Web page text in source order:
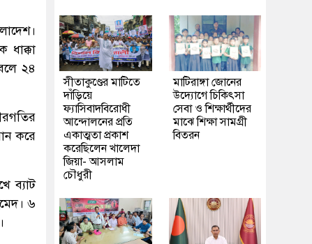
ধাক্কা
২৪
করে
ব্যাট
৬
সীতাকুণ্ডের মাটিতে
দাঁড়িয়ে
ফ্যাসিবাদবিরোধী
আন্দোলনের প্রতি
একাত্মতা প্রকাশ
করেছিলেন খালেদা
জিয়া- আসলাম
চৌধুরী
মাটিরাঙ্গা জোনের
উদ্যোগে চিকিৎসা
সেবা ও শিক্ষার্থীদের
মাঝে শিক্ষা সামগ্রী
বিতরন